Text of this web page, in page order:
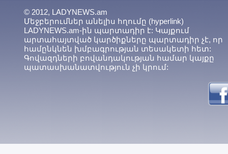
© 2012, LADYNEWS.am
Մեջբերումներ անելիս հղումը (hyperlink)
LADYNEWS.am-ին պարտադիր է: Կայքում
արտահայտված կարծիքները պարտադիր չէ, որ
համընկնեն խմբագրության տեսակետի հետ:
Գովազդների բովանդակության համար կայքը
պատասխանատվություն չի կրում: